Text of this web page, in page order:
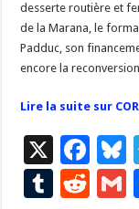
desserte routière et
de la Marana, le
Padduc, son
encore la
Lire la suite sur
X
F
ac
T
R